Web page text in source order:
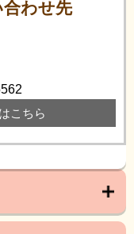
わせ先
こちら